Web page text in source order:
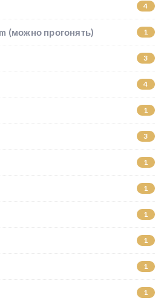
4
(можно прогонять) 1
3
4
1
3
1
1
1
1
1
1